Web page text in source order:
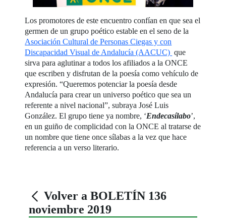
Los promotores de este encuentro confían en que sea el
germen de un grupo poético estable en el seno de la
Asociación Cultural de Personas Ciegas y con
Discapacidad Visual de Andalucía (AACUC) que
sirva para aglutinar a todos los afiliados a la ONCE
que escriben y disfrutan de la poesía como vehículo de
expresión. “Queremos potenciar la poesía desde
Andalucía para crear un universo poético que sea un
referente a nivel nacional”, subraya José Luis
González. El grupo tiene ya nombre, ‘Endecasílabo’,
en un guiño de complicidad con la ONCE al tratarse de
un nombre que tiene once sílabas a la vez que hace
referencia a un verso literario.
Volver a BOLETÍN 136
noviembre 2019